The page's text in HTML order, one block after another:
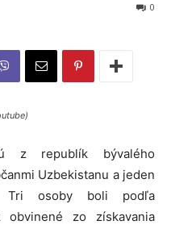
0
z republík bývalého
Uzbekistanu a jeden
Tri osoby boli podľa
obvinené zo získavania